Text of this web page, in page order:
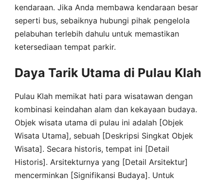
kendaraan. Jika Anda membawa kendaraan besar
seperti bus, sebaiknya hubungi pihak pengelola
pelabuhan terlebih dahulu untuk memastikan
ketersediaan tempat parkir.
Daya Tarik Utama di Pulau Klah
Pulau Klah memikat hati para wisatawan dengan
kombinasi keindahan alam dan kekayaan budaya.
Objek wisata utama di pulau ini adalah [Objek
Wisata Utama], sebuah [Deskripsi Singkat Objek
Wisata]. Secara historis, tempat ini [Detail
Historis]. Arsitekturnya yang [Detail Arsitektur]
mencerminkan [Signifikansi Budaya]. Untuk